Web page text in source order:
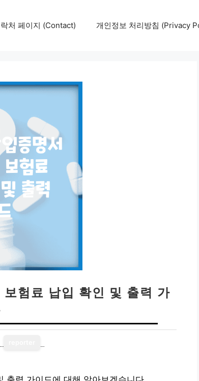
처 페이지 (Contact) 개인정보 처리방침 (Privacy
험료 납입 확인 및 출력 가